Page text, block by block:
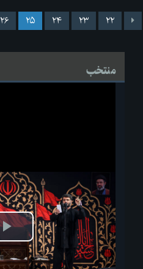
۲۲ ۲۳ ۲۴ ۲۵ ۲۶
منتخب
پخش